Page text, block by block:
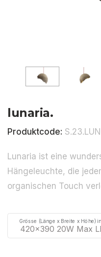
lunaria.
Produktcode:
Lunaria ist eine
Hängeleuchte, die
organischen Touch
Grösse (Länge x Breite x Höhe)